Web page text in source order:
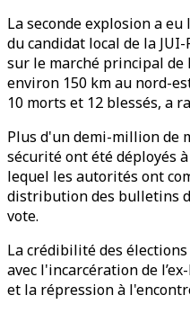
La seconde explosion a
du candidat local de la
sur le marché principal
environ 150 km au nord-
10 morts et 12 blessés, a
Plus d'un demi-million de
sécurité ont été déployés
lequel les autorités ont
distribution des bulletins
vote.
La crédibilité des élections
avec l'incarcération de
et la répression à